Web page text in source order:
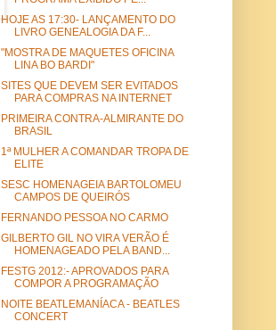
HOJE AS 17:30- LANÇAMENTO DO
LIVRO GENEALOGIA DA F...
"MOSTRA DE MAQUETES OFICINA
LINA BO BARDI"
SITES QUE DEVEM SER EVITADOS
PARA COMPRAS NA INTERNET
PRIMEIRA CONTRA-ALMIRANTE DO
BRASIL
1ª MULHER A COMANDAR TROPA DE
ELITE
SESC HOMENAGEIA BARTOLOMEU
CAMPOS DE QUEIRÓS
FERNANDO PESSOA NO CARMO
GILBERTO GIL NO VIRA VERÃO É
HOMENAGEADO PELA BAND...
FESTG 2012:- APROVADOS PARA
COMPOR A PROGRAMAÇÃO
NOITE BEATLEMANÍACA - BEATLES
CONCERT